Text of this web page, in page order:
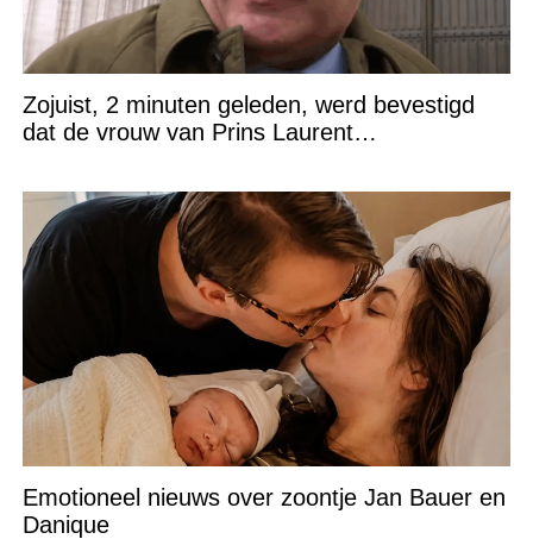
Zojuist, 2 minuten geleden, werd bevestigd
dat de vrouw van Prins Laurent…
Emotioneel nieuws over zoontje Jan Bauer en
Danique